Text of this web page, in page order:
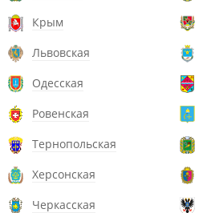
Крым
Львовская
Одесская
Ровенская
Тернопольская
Херсонская
Черкасская